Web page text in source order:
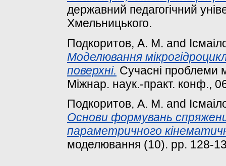
державний педагогічний
Хмельницького.
Подкоритов, А. М. and
Моделювання
поверхні. Сучасні проблеми
Міжнар. наук.-практ. конф.,
Подкоритов, А. М. and
Основи формувань
параметричного
моделювання (10). pp. 128-